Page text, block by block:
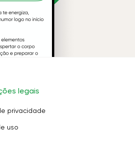
legais
privacidade
uso